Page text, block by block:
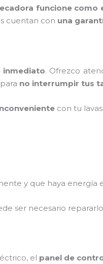
funcione como
cuentan con una
inmediato. Ofrezco
no interrumpir tus
con tu
y que haya energía
ser necesario
el panel de